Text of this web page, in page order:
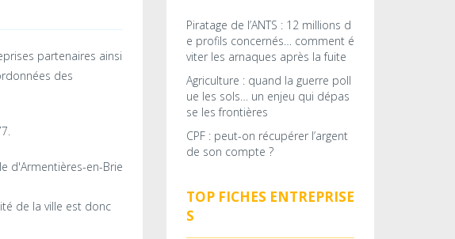
Piratage de l’ANTS : 12 millions d
e profils concernés… comment é
viter les arnaques après la fuite
Agriculture : quand la guerre poll
ue les sols… un enjeu qui dépas
se les frontières
CPF : peut-on récupérer l’argent
de son compte ?
TOP FICHES ENTREPRISE
S
partenaires ainsi
des
de la ville est donc